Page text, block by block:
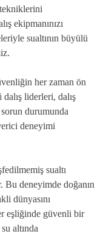
ekipmanınızı
sualtının büyülü
her zaman ön
liderleri, dalış
durumunda
deneyimi
sualtı
Bu deneyimde doğanın
dünyasını
eşliğinde güvenli bir
altında